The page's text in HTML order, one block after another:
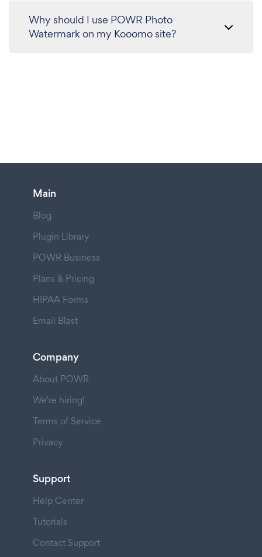
Why should I use POWR Photo
Watermark on my Kooomo site?
Main
Blog
Plugin Library
POWR Business
Plans & Pricing
HIPAA Forms
Email Blast
Company
About POWR
We're hiring!
Terms of Service
Privacy
Support
Help Center
Tutorials
Contact Support